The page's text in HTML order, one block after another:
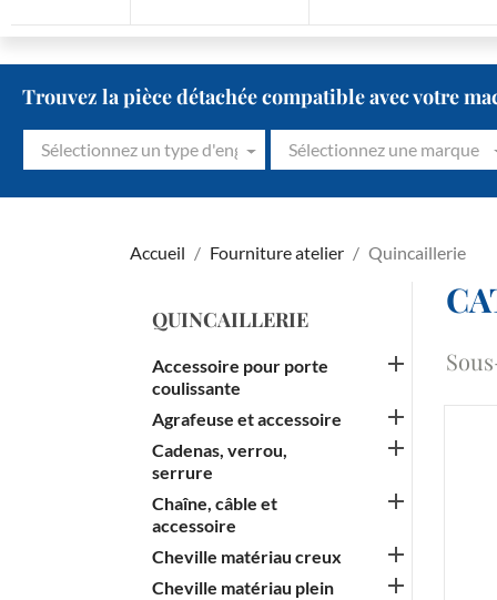
Trouvez la pièce détachée compatible avec votre
Sélectionnez un type d'engin Sélectionnez une marque
Accueil Fourniture atelier Quincaillerie
QUINCAILLERIE
Accessoire pour porte
coulissante

Agrafeuse et accessoire 
Cadenas, verrou,
serrure

Chaîne, câble et
accessoire

Cheville matériau creux 
Cheville matériau plein 